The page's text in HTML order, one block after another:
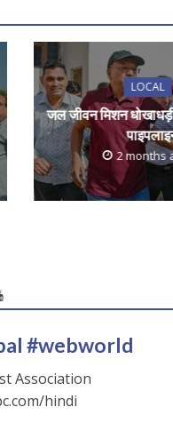
LOCAL
जल जीवन मिशन
2 months
#webworld
Association
hindi